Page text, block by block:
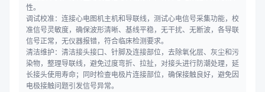
性。
调试校准：连接心电图机主机和导联线，测试心电信号采集功能，校
准信号灵敏度，确保波形清晰、基线平稳，无干扰、无断波，各导联
信号正常，无仪器报错，符合临床检测要求。
清洁维护：清洁接头接口、针脚及连接部位，去除氧化层、灰尘和污
染物，整理导联线，避免过度弯折、拉扯，对接头进行防潮处理，延
长接头使用寿命；同时检查电极片连接部位，确保接触良好，避免因
电极接触问题引发信号异常。